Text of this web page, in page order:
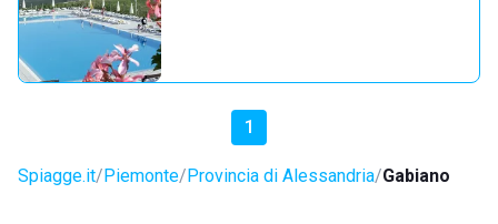
1
Spiagge.it Piemonte Provincia di Alessandria Gabiano